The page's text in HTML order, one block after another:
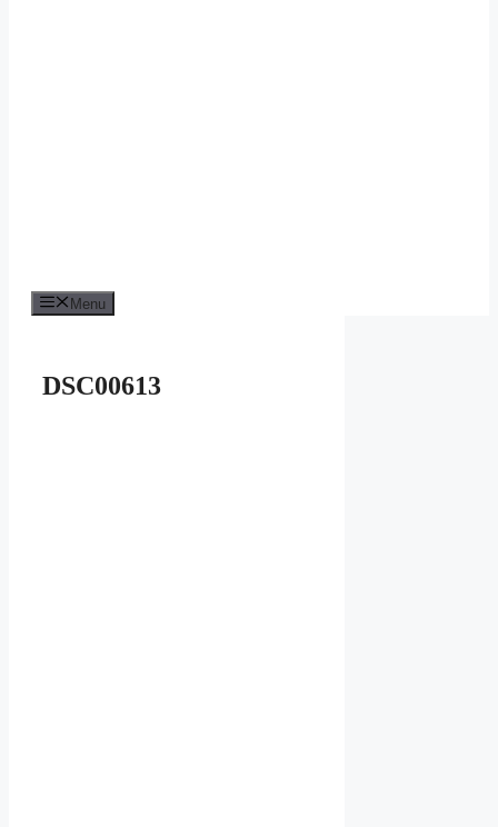
Menu
DSC00613